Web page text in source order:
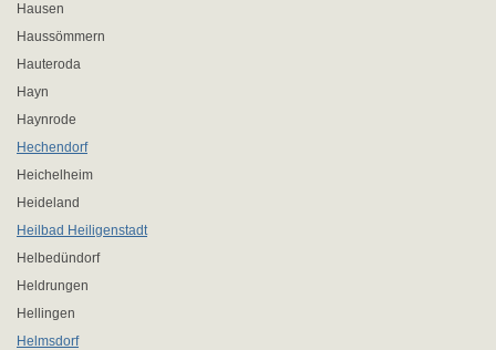
Hausen
Haussömmern
Hauteroda
Hayn
Haynrode
Hechendorf
Heichelheim
Heideland
Heilbad Heiligenstadt
Helbedündorf
Heldrungen
Hellingen
Helmsdorf